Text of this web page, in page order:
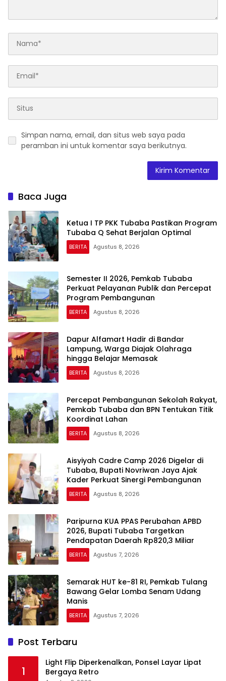
Simpan nama, email, dan situs web saya pada
peramban ini untuk komentar saya berikutnya.
Baca Juga
Ketua I TP PKK Tubaba Pastikan Program
Tubaba Q Sehat Berjalan Optimal
BERITA Agustus 8, 2026
Semester II 2026, Pemkab Tubaba
Perkuat Pelayanan Publik dan Percepat
Program Pembangunan
BERITA Agustus 8, 2026
Dapur Alfamart Hadir di Bandar
Lampung, Warga Diajak Olahraga
hingga Belajar Memasak
BERITA Agustus 8, 2026
Percepat Pembangunan Sekolah Rakyat,
Pemkab Tubaba dan BPN Tentukan Titik
Koordinat Lahan
BERITA Agustus 8, 2026
Aisyiyah Cadre Camp 2026 Digelar di
Tubaba, Bupati Novriwan Jaya Ajak
Kader Perkuat Sinergi Pembangunan
BERITA Agustus 8, 2026
Paripurna KUA PPAS Perubahan APBD
2026, Bupati Tubaba Targetkan
Pendapatan Daerah Rp820,3 Miliar
BERITA Agustus 7, 2026
Semarak HUT ke-81 RI, Pemkab Tulang
Bawang Gelar Lomba Senam Udang
Manis
BERITA Agustus 7, 2026
Post Terbaru
1
Light Flip Diperkenalkan, Ponsel Layar Lipat
Bergaya Retro